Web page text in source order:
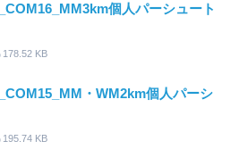
個人パーシュート
178.52 KB
・WM2km個人パーシ
195.74 KB